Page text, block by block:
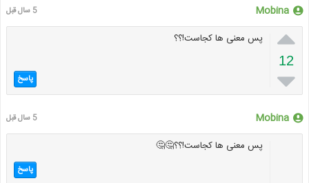
Mobina 5 سال قبل

12

پس معنی ها کجاست!؟؟
پاسخ
Mobina 5 سال قبل
پس معنی ها کجاست!؟؟🤔🤔
پاسخ